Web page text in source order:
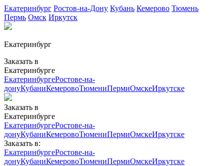
Екатеринбург Ростов-на-Дону Кубань Кемерово Тюмень
Пермь Омск Иркутск
Екатеринбург
Заказать в
Екатеринбурге
ЕкатеринбургеРостове-на-
донуКубаниКемеровоТюмениПермиОмскеИркутске
Заказать в
Екатеринбурге
ЕкатеринбургеРостове-на-
донуКубаниКемеровоТюмениПермиОмскеИркутске
Заказать в:
ЕкатеринбургеРостове-на-
донуКубаниКемеровоТюмениПермиОмскеИркутске